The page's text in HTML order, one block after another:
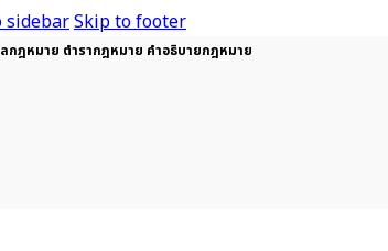
sidebarSkip to footer
กฎหมาย ตำรากฎหมาย คำอธิบายกฎหมาย